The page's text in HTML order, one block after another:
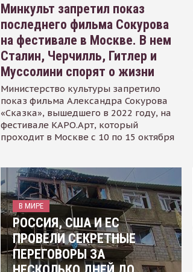
Минкульт запретил показ
последнего фильма Сокурова
на фестивале в Москве. В нем
Сталин, Черчилль, Гитлер и
Муссолини спорят о жизни
Министерство культуры запретило
показ фильма Александра Сокурова
«Сказка», вышедшего в 2022 году, на
фестивале КАРО.Арт, который
проходит в Москве с 10 по 15 октября
В МИРЕ
РОССИЯ, США И ЕС
ПРОВЕЛИ СЕКРЕТНЫЕ
ПЕРЕГОВОРЫ ЗА